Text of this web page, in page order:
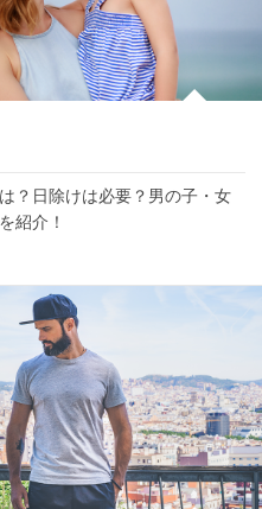
？日除けは必要？男の子・女
紹介！